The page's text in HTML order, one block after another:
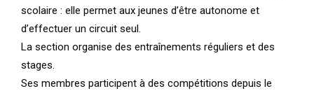
scolaire : elle permet aux jeunes d’être autonome et
d’effectuer un circuit seul.
La section organise des entraînements réguliers et des
stages.
Ses membres participent à des compétitions depuis le